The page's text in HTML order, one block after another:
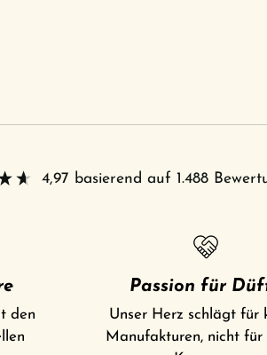
4,97 basierend auf 1.488
den
Passion für
Unser Herz schlägt für
Manufakturen, nicht für